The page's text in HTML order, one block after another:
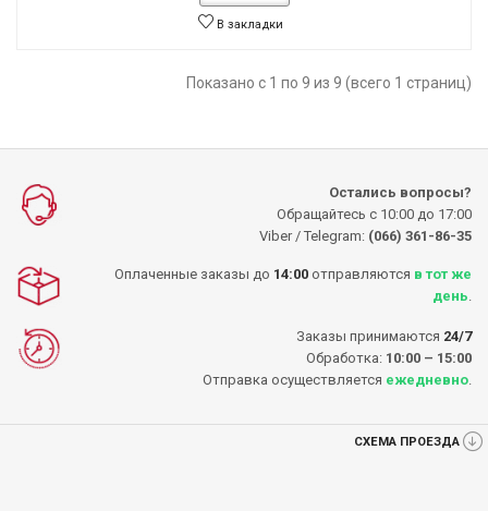
В закладки
Показано с 1 по 9 из 9 (всего 1 страниц)
Остались вопросы?
Обращайтесь с 10:00 до 17:00
Viber / Telegram: (066) 361-86-35
Оплаченные заказы до 14:00 отправляются в тот же
день
Заказы принимаются 24/7
Обработка: 10:00 – 15:00
Отправка осуществляется ежедневно
СХЕМА ПРОЕЗДА